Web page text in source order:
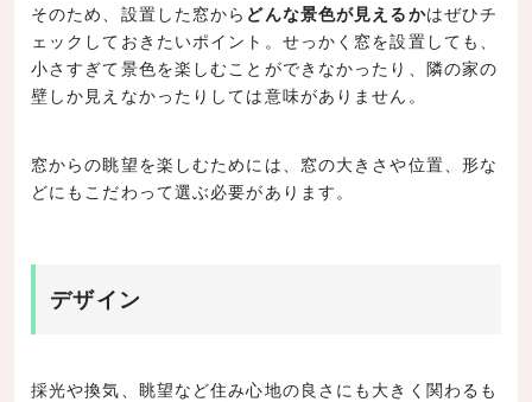
そのため、設置した窓から どんな景色が見えるかはぜひチ
ェックしておきたいポイント。せっかく窓を設置しても、
小さすぎて景色を楽しむことができなかったり、隣の家の
壁しか見えなかったりしては意味がありません。
窓からの眺望を楽しむためには、窓の大きさや位置、形な
どにもこだわって選ぶ必要があります。
デザイン
採光や換気、眺望など住み心地の良さにも大きく関わるも